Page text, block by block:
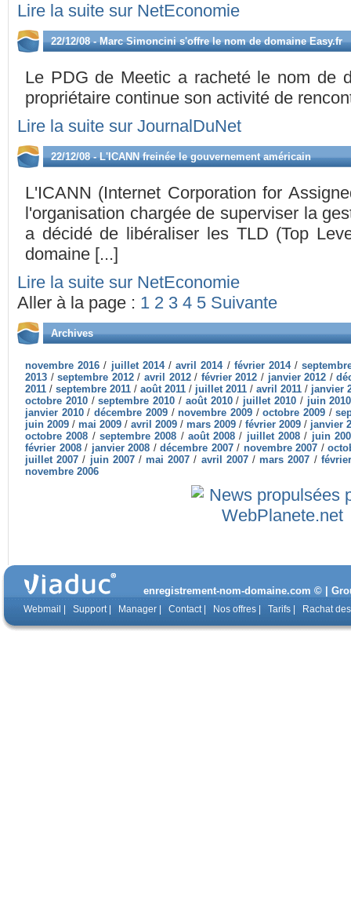
Lire la suite sur NetEconomie
22/12/08 - Marc Simoncini s'offre le nom de domaine Easy.fr
Le PDG de Meetic a racheté le nom de
propriétaire continue son activité de
Lire la suite sur JournalDuNet
22/12/08 - L'ICANN freinée le gouvernement américain
L'ICANN (Internet Corporation for
l'organisation chargée de superviser la
a décidé de libéraliser les TLD (Top
domaine [...]
Lire la suite sur NetEconomie
Aller à la page : 1 2 3 4 5 Suivante
Archives
novembre 2016 / juillet 2014/avril 2014/ février 2014/
2013 /septembre 2012/avril 2012/ février 2012 / janvier 2012 /
2011 / septembre 2011 / août 2011 / juillet 2011 / avril 2011 / janvier
octobre 2010/septembre 2010 / août 2010/ juillet 2010/ juin 2010
janvier 2010/décembre 2009/novembre 2009/octobre 2009 /
juin 2009 / mai 2009 / avril 2009 / mars 2009 / février 2009 / janvier
octobre 2008 / septembre 2008 / août 2008 / juillet 2008 / juin
février 2008/ janvier 2008 / décembre 2007/ novembre 2007 /
juillet 2007 / juin 2007/mai 2007 / avril 2007/mars 2007 /
novembre 2006
enregistrement-nom-domaine.com © |
Webmail Support| Manager Contact| Nos offres Tarifs Rachat